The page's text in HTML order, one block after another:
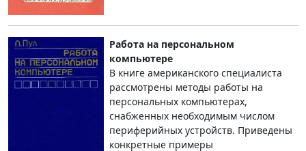
Работа на персональном
компьютере
В книге американского специалиста
рассмотрены методы работы на
персональных компьютерах,
снабженных необходимым числом
периферийных устройств. Приведены
конкретные примеры